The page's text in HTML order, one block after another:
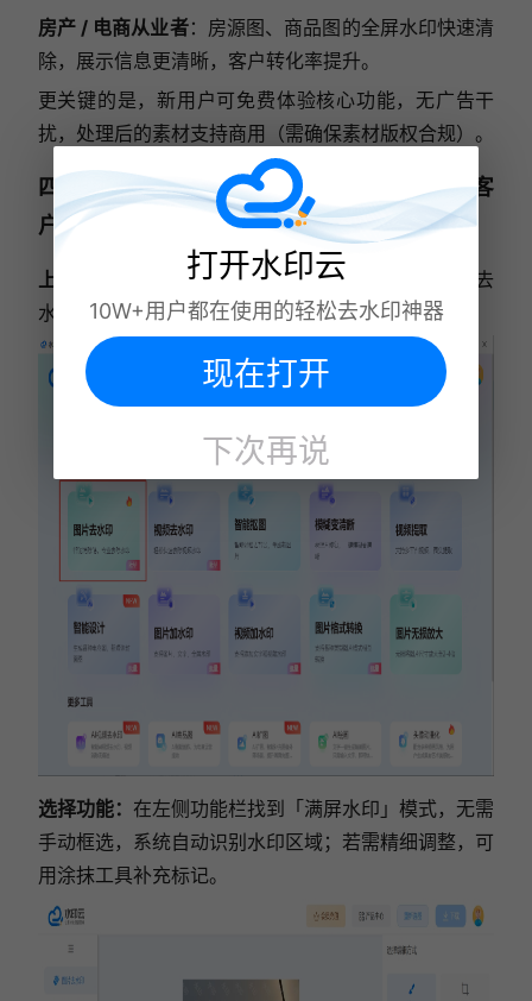
房产 / 电商从业者：房源图、商品图的全屏水印快速清
除，展示信息更清晰，客户转化率提升。
更关键的是，新用户可免费体验核心功能，无广告干
扰，处理后的素材支持商用（需确保素材版权合规）。
四、一步到位：满屏水印去除操作教程（以客
户端端为例）
上传素材： 电脑浏览器打开水印云官网
，点击「图片去
水印」，上传需要处理的文件。
选择功能： 在左侧功能栏找到「满屏水印」模式，无需
手动框选，系统自动识别水印区域；若需精细调整，可
用涂抹工具补充标记。
打开水印云
10W+用户都在使用的轻松去水印神器
现在打开
下次再说